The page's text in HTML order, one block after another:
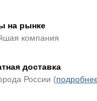
на рынке
компания
доставка
России (